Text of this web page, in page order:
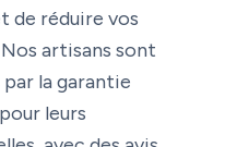
de réduire vos
artisans sont
la garantie
leurs